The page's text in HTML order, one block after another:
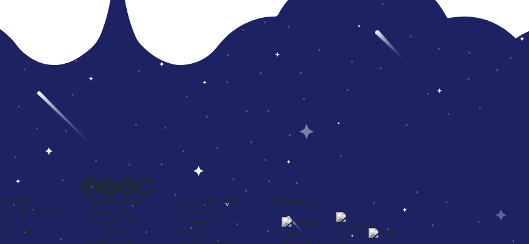
Serviços
Seja um Revendedor
Blog
Assinatura
Mais Buscados
Alfabetização
Livros para Bebês
Livros para Colorir
Apoio Escolar
Mais para você
Não Abra Esta Categoria
Dinossauros
Interativos
Contos Clássicos
Segurança